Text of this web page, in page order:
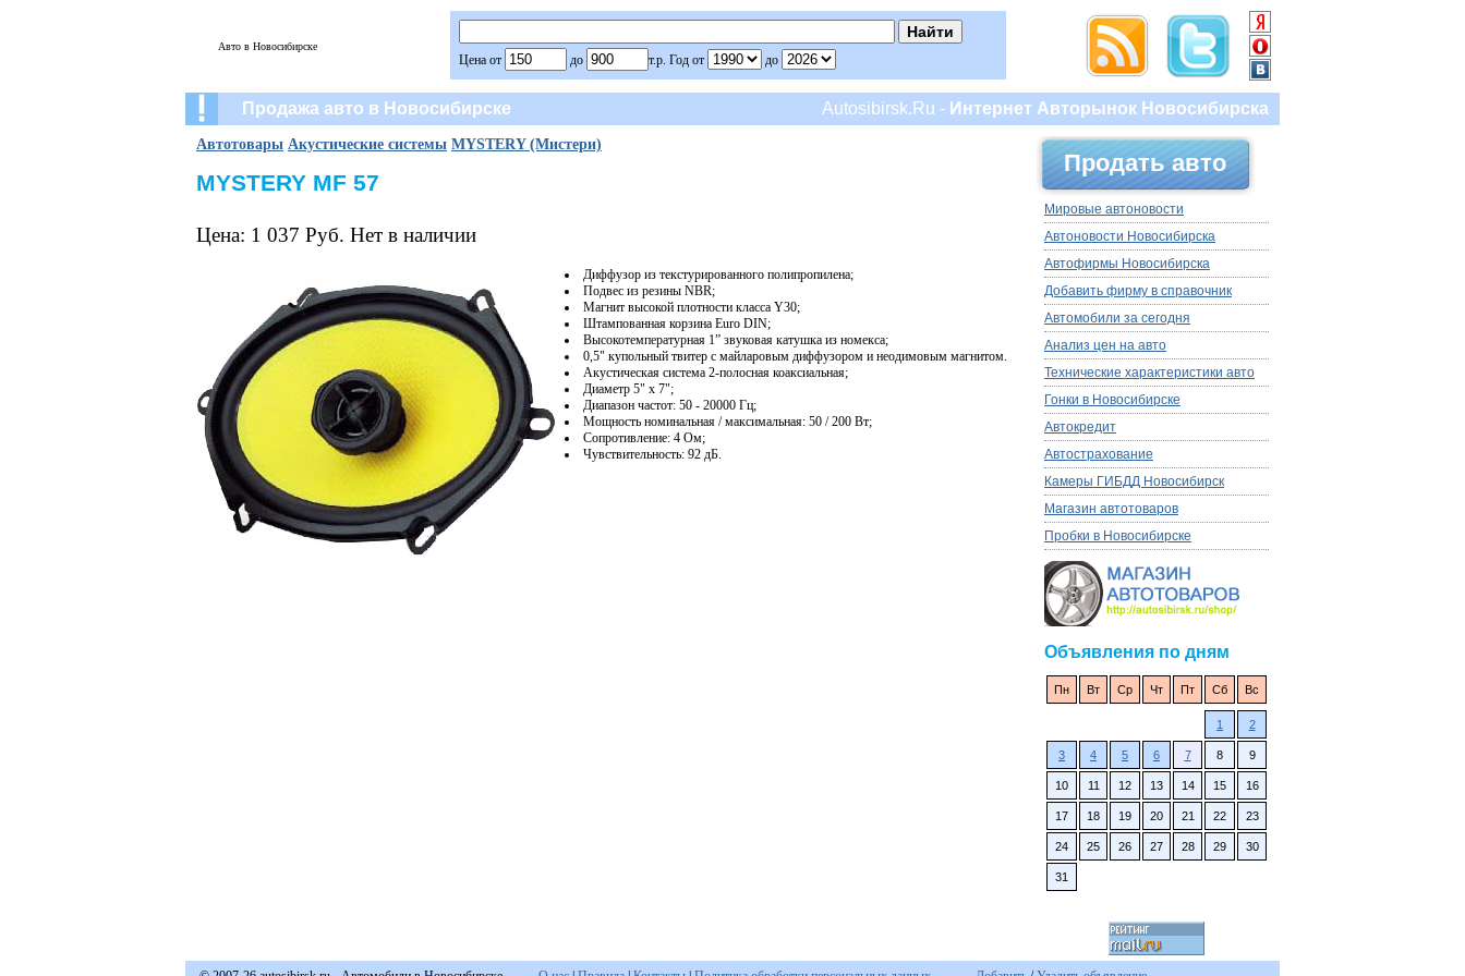
Авто в Новосибирске
Цена от до т.р. Год от до
Продажа авто в Новосибирске Autosibirsk.Ru - Интернет Авторынок Новосибирска
Автотовары Акустические системы MYSTERY (Мистери)
MYSTERY MF 57
Цена: 1 037 Руб. Нет в наличии
Диффузор из текстурированного полипропилена;
Подвес из резины NBR;
Магнит высокой плотности класса Y30;
Штампованная корзина Euro DIN;
Высокотемпературная 1” звуковая катушка из номекса;
0,5" купольный твитер с майларовым диффузором и неодимовым магнитом.
Акустическая система 2-полосная коаксиальная;
Диаметр 5" х 7";
Диапазон частот: 50 - 20000 Гц;
Мощность номинальная / максимальная: 50 / 200 Вт;
Сопротивление: 4 Ом;
Чувствительность: 92 дБ.
Продать авто
Мировые автоновости
Автоновости Новосибирска
Автофирмы Новосибирска
Добавить фирму в справочник
Автомобили за сегодня
Анализ цен на авто
Технические характеристики авто
Гонки в Новосибирске
Автокредит
Автострахование
Камеры ГИБДД Новосибирск
Магазин автотоваров
Пробки в Новосибирске
Объявления по дням
Пн Вт Ср Чт Пт Сб Вс
1 2
3 4 5 6 7 8 9
10 11 12 13 14 15 16
17 18 19 20 21 22 23
24 25 26 27 28 29 30
31